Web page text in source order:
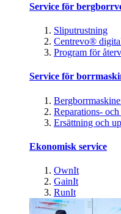
Service för
Sliputrustning
Centrevo®
Program för
Service för
Reparations-
Ersättning och
Ekonomisk service
OwnIt
GainIt
RunIt